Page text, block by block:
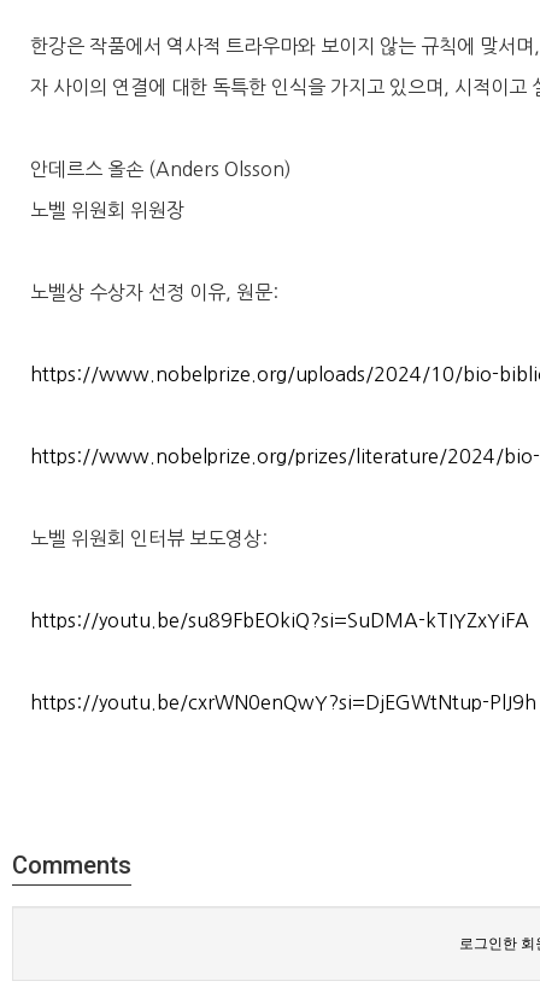
한강은 작품에서 역사적 트라우마와 보이지 않는 규칙에 맞서
자 사이의 연결에 대한 독특한 인식을 가지고 있으며, 시적이
안데르스 올손 (Anders Olsson)
노벨 위원회 위원장
노벨상 수상자 선정 이유, 원문:
https://www.nobelprize.org/uploads/2024/10/bio-
https://www.nobelprize.org/prizes/literature/2024/
노벨 위원회 인터뷰 보도영상:
https://youtu.be/su89FbEOkiQ?si=SuDMA-kTIYZxYiFA
https://youtu.be/cxrWN0enQwY?si=DjEGWtNtup-PlJ9h
Comments
로그인한 회